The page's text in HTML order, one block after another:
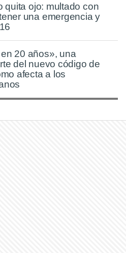
quita ojo: multado con
una emergencia y
20 años», una
del nuevo código de
afecta a los